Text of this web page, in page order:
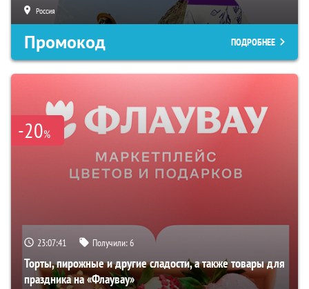
Россия
Промокод ПОДРОБНЕЕ
-20%
23:07:40 Получили:6
Торты, пирожные и другие сладости, а также товары для
праздника на «Флаувау»